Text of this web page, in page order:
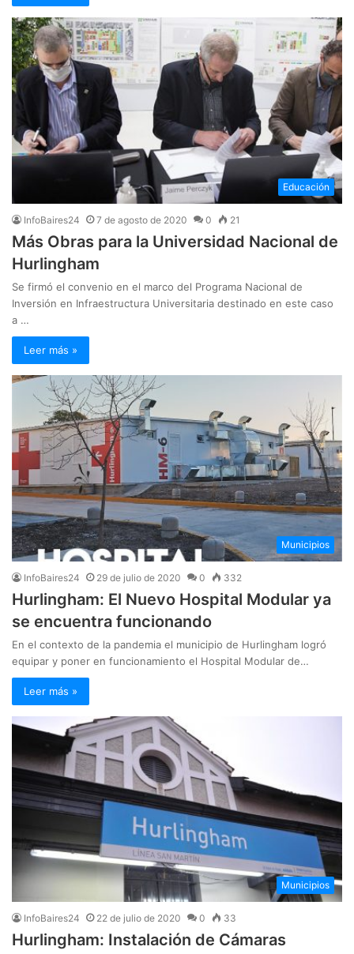
Educación
InfoBaires24 7 de agosto de 2020 0 21
Más Obras para la Universidad Nacional de
Hurlingham
Se firmó el convenio en el marco del Programa Nacional de
Inversión en Infraestructura Universitaria destinado en este caso
a …
Leer más »
Municipios
InfoBaires24 29 de julio de 2020 0 332
Hurlingham: El Nuevo Hospital Modular ya
se encuentra funcionando
En el contexto de la pandemia el municipio de Hurlingham logró
equipar y poner en funcionamiento el Hospital Modular de…
Leer más »
Municipios
InfoBaires24 22 de julio de 2020 0 33
Hurlingham: Instalación de Cámaras